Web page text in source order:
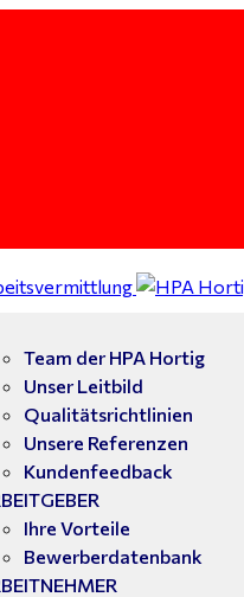
Team der HPA Hortig
Unser Leitbild
Qualitätsrichtlinien
Unsere Referenzen
Kundenfeedback
Ihre Vorteile
Bewerberdatenbank